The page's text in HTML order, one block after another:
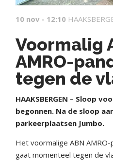
10 nov - 12:10
Voormalig
AMRO-
tegen de
HAAKSBERGEN – Sloop
begonnen. Na de sloop
parkeerplaatsen Jumbo.
Het voormalige ABN
gaat momenteel tegen de